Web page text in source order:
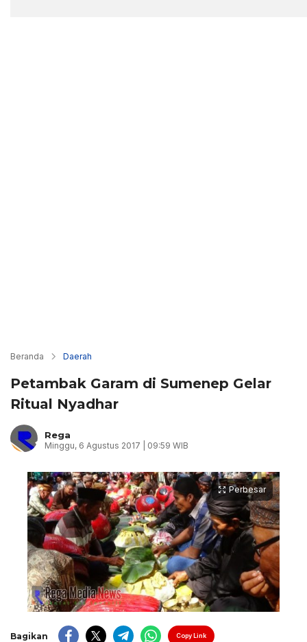
Beranda Daerah
Petambak Garam di Sumenep Gelar
Ritual Nyadhar
Rega
Minggu, 6 Agustus 2017 | 09:59 WIB
Perbesar
Bagikan Copy Link